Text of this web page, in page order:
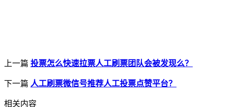
上一篇 投票怎么快速拉票人工刷票团队会被发现么？
下一篇 人工刷票微信号推荐人工投票点赞平台？
相关内容